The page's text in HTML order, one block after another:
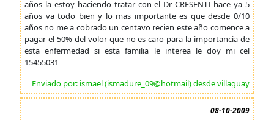
años la estoy haciendo tratar con el Dr CRESENTI hace ya 5
años va todo bien y lo mas importante es que desde 0/10
años no me a cobrado un centavo recien este año comence a
pagar el 50% del volor que no es caro para la importancia de
esta enfermedad si esta familia le interea le doy mi cel
15455031
Enviado por: ismael (ismadure_09@hotmail) desde villaguay
08-10-2009